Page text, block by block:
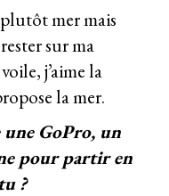
mer mais
sur ma
j’aime la
la mer.
GoPro, un
pour partir en
?